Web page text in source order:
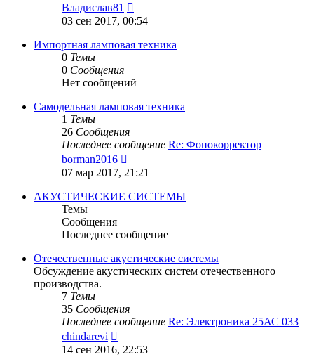
Владислав81
к
сообщению
03 сен 2017, 00:54
Импортная ламповая техника
0 Темы
0 Сообщения
Нет сообщений
Самодельная ламповая техника
1 Темы
26 Сообщения
Последнее сообщение Re: Фонокорректор
borman2016
к
сообщению
07 мар 2017, 21:21
АКУСТИЧЕСКИЕ СИСТЕМЫ
Темы
Сообщения
Последнее сообщение
Отечественные акустические системы
Обсуждение акустических систем отечественного
производства.
7 Темы
35 Сообщения
Последнее сообщение Re: Электроника 25АС 033
chindarevi
14 сен 2016, 22:53